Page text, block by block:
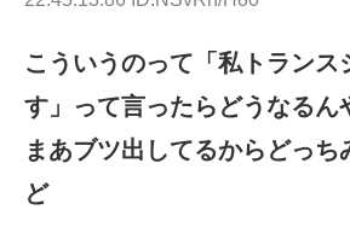
こういうのって「私トランス
す」って言ったらどうなるん
まあブツ出してるからどっち
ど